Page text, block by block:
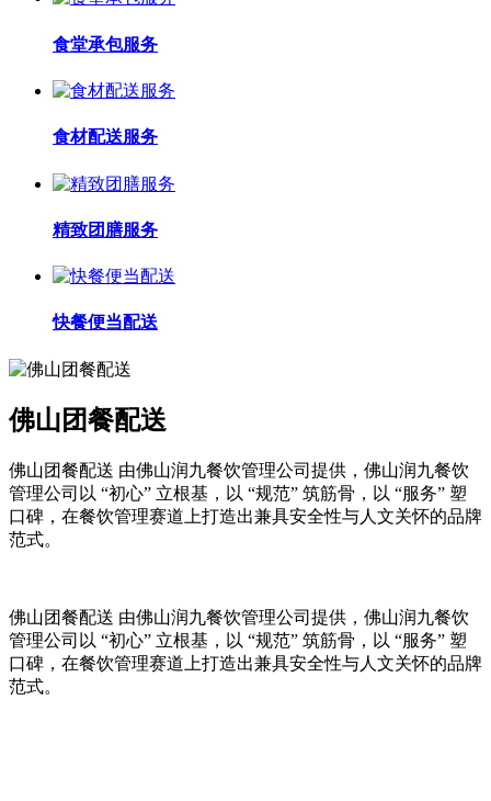
食堂承包服务
食材配送服务
精致团膳服务
快餐便当配送
佛山团餐配送
佛山团餐配送 由佛山润九餐饮管理公司提供，佛山润九餐饮
管理公司以 “初心” 立根基，以 “规范” 筑筋骨，以 “服务” 塑
口碑，在餐饮管理赛道上打造出兼具安全性与人文关怀的品牌
范式。
佛山团餐配送 由佛山润九餐饮管理公司提供，佛山润九餐饮
管理公司以 “初心” 立根基，以 “规范” 筑筋骨，以 “服务” 塑
口碑，在餐饮管理赛道上打造出兼具安全性与人文关怀的品牌
范式。